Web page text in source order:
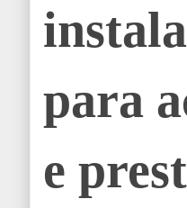
para
e